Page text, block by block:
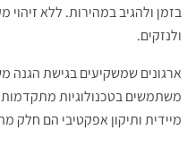
בזמן ולהגיב במהירות. ללא
ולנזקים.
ארגונים שמשקיעים בגישת הגנה
משתמשים בטכנולוגיות מתקדמות
מיידית ותיקון אפקטיבי הם חלק